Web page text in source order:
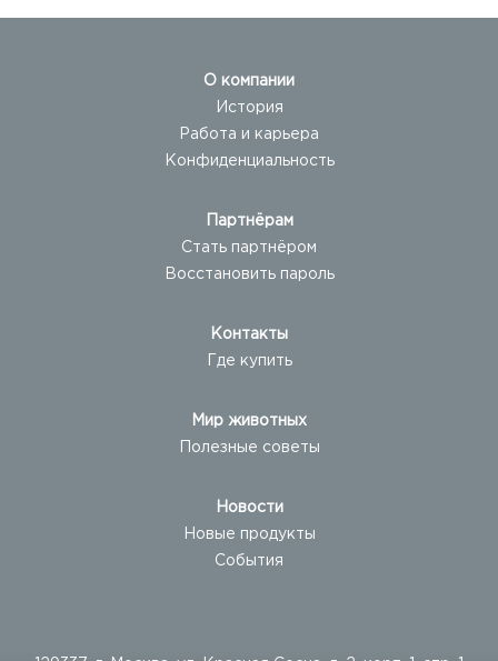
О компании
История
Работа и карьера
Конфиденциальность
Партнёрам
Стать партнёром
Восстановить пароль
Контакты
Где купить
Мир животных
Полезные советы
Новости
Новые продукты
События